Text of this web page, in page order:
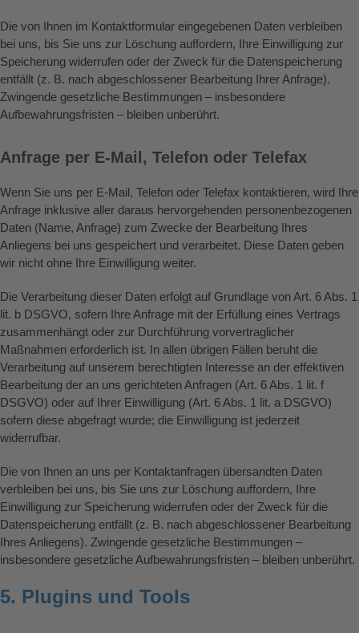
Die von Ihnen im Kontaktformular eingegebenen Daten verbleiben
bei uns, bis Sie uns zur Löschung auffordern, Ihre Einwilligung zur
Speicherung widerrufen oder der Zweck für die Datenspeicherung
entfällt (z. B. nach abgeschlossener Bearbeitung Ihrer Anfrage).
Zwingende gesetzliche Bestimmungen – insbesondere
Aufbewahrungsfristen – bleiben unberührt.
Anfrage per E-Mail, Telefon oder Telefax
Wenn Sie uns per E-Mail, Telefon oder Telefax kontaktieren, wird Ihre
Anfrage inklusive aller daraus hervorgehenden personenbezogenen
Daten (Name, Anfrage) zum Zwecke der Bearbeitung Ihres
Anliegens bei uns gespeichert und verarbeitet. Diese Daten geben
wir nicht ohne Ihre Einwilligung weiter.
Die Verarbeitung dieser Daten erfolgt auf Grundlage von Art. 6 Abs. 1
lit. b DSGVO, sofern Ihre Anfrage mit der Erfüllung eines Vertrags
zusammenhängt oder zur Durchführung vorvertraglicher
Maßnahmen erforderlich ist. In allen übrigen Fällen beruht die
Verarbeitung auf unserem berechtigten Interesse an der effektiven
Bearbeitung der an uns gerichteten Anfragen (Art. 6 Abs. 1 lit. f
DSGVO) oder auf Ihrer Einwilligung (Art. 6 Abs. 1 lit. a DSGVO)
sofern diese abgefragt wurde; die Einwilligung ist jederzeit
widerrufbar.
Die von Ihnen an uns per Kontaktanfragen übersandten Daten
verbleiben bei uns, bis Sie uns zur Löschung auffordern, Ihre
Einwilligung zur Speicherung widerrufen oder der Zweck für die
Datenspeicherung entfällt (z. B. nach abgeschlossener Bearbeitung
Ihres Anliegens). Zwingende gesetzliche Bestimmungen –
insbesondere gesetzliche Aufbewahrungsfristen – bleiben unberührt.
5. Plugins und Tools